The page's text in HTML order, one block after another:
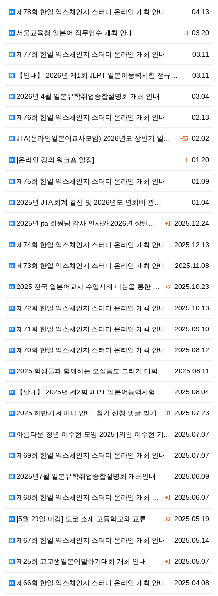
04.13
제78회 한일 익스체인지 스터디 온라인 개최 안내
+303.20
서울교육청 일본어 직무연수 개최 안내
03.11
제77회 한일 익스체인지 스터디 온라인 개최 안내
03.11
【안내】 2026년 제1회 JLPT 일본어능력시험 정규…
03.04
2026년 4월 일본유학취업종합설명회 개최 안내
02.13
제76회 한일 익스체인지 스터디 온라인 개최 안내
+5502.02
JTA(온라인일본어교사모임) 2026년도 상반기 일본어…
+1 01.20
[온라인 강의 워크숍 일정]
01.09
제75회 한일 익스체인지 스터디 온라인 개최 안내
01.04
2025년 JTA 회계 결산 및 2026년도 년회비 관…
+1 2025.12.24
2025년 jta 회원님 감사 인사와 2026년 상반기…
2025.12.13
제74회 한일 익스체인지 스터디 온라인 개최 안내
2025.11.08
제73회 한일 익스체인지 스터디 온라인 개최 안내
+72025.10.23
2025 전국 일본어교사 수업사례 나눔을 통한 자율연수…
2025.10.13
제72회 한일 익스체인지 스터디 온라인 개최 안내
2025.09.10
제71회 한일 익스체인지 스터디 온라인 개최 안내
2025.08.12
제70회 한일 익스체인지 스터디 온라인 개최 안내
2025.08.11
2025 학생들과 함께하는 오십음도 그리기 대회 안내
2025.08.04
【안내】 2025년 제2회 JLPT 일본어능력시험 정규…
+31 2025.07.23
2025 하반기 세미나 안내. 참가 신청 댓글 받기
2025.07.07
아름다운 청년 이수현 모임 2025 [의인 이수현 기…
2025.07.07
제69회 한일 익스체인지 스터디 온라인 개최 안내
2025.06.09
2025년7월 일본유학취업종합설명회 개최안내
+1 2025.06.07
제68회 한일 익스체인지 스터디 온라인 개최 안내
+122025.05.19
[5월 29일 마감] 도쿄 소재 고등학교와 교류할 학교…
2025.05.14
제67회 한일 익스체인지 스터디 온라인 개최 안내
+1 2025.05.07
제25회 고교생일본어말하기대회 개최 안내
2025.04.08
제66회 한일 익스체인지 스터디 온라인 개최 안내